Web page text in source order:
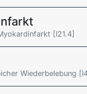
[I21.4]
Wiederbelebung